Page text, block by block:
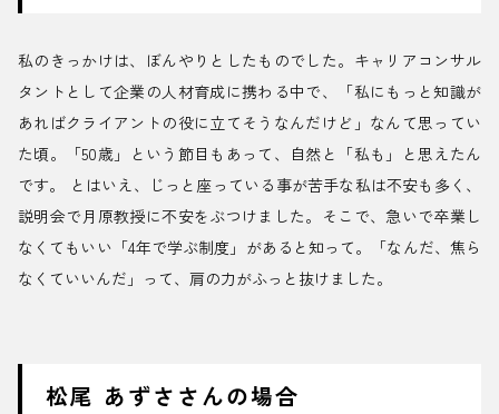
私のきっかけは、ぼんやりとしたものでした。キャリアコンサル
タントとして企業の人材育成に携わる中で、「私にもっと知識が
あればクライアントの役に立てそうなんだけど」なんて思ってい
た頃。「50歳」という節目もあって、自然と「私も」と思えたん
です。 とはいえ、じっと座っている事が苦手な私は不安も多く、
説明会で月原教授に不安をぶつけました。そこで、急いで卒業し
なくてもいい「4年で学ぶ制度」があると知って。「なんだ、焦ら
なくていいんだ」って、肩の力がふっと抜けました。
松尾 あずささんの場合